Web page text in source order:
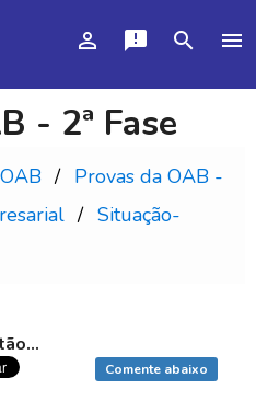
person_outline announcement search menu
- 2ª Fase
Provas da OAB -
Situação-
Comente abaixo